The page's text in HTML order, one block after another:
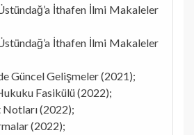
İthafen İlmi Makaleler
İthafen İlmi Makaleler
Güncel Gelişmeler (2021);
Fasikülü (2022);
(2022);
(2022);